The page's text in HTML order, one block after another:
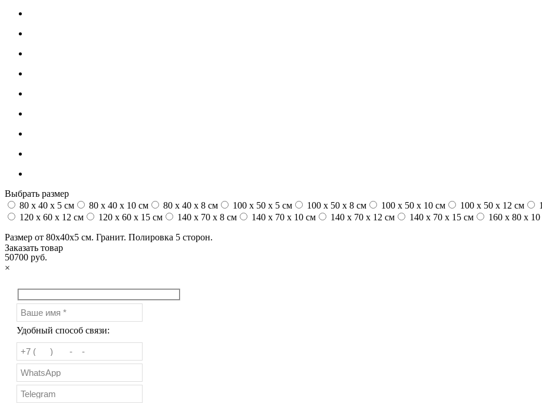
Выбрать размер
80 x 40 x 5 см
80 x 40 x 10 см 80 x 40 x 8 см 100 x 50 x 5 см 100 х 50 х 8 см 100 x 50 x 10 см 100 x 50 x 12 см
120 x 60 x 12 см
120 x 60 x 15 см 140 x 70 x 8 см 140 x 70 x 10 см 140 x 70 x 12 см 140 x 70 x 15 см 160 x 80 x
Размер от 80х40х5 см. Гранит. Полировка 5 сторон.
50700 руб.
Заказать товар
×
Удобный способ связи: